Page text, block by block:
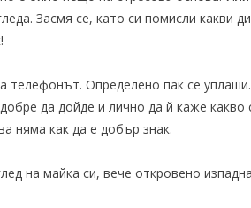
Засмя се, като си помисли какви
телефонът. Определено пак се
да дойде и лично да й каже какво
няма как да е добър знак.
на майка си, вече откровено